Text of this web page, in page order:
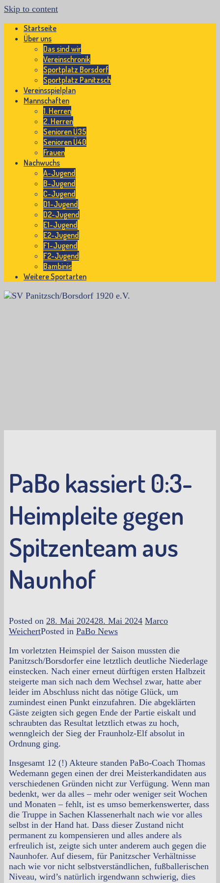
Skip to content
Startseite
Über uns
Das sind wir
Vereinschronik
Sportplatz Borsdorf
Sportplatz Panitzsch
Vereinsspielplan
Mannschaften
1. Herren
2. Herren
Senioren Ü35
Senioren Ü40
Frauen
Nachwuchs
A-Jugend
B-Jugend
C-Jugend
D1-Jugend
D2-Jugend
E1-Jugend
E2-Jugend
F1-Jugend
F2-Jugend
Bambinis
Weitere Sportarten
PaBo kassiert 0:3-
Heimpleite gegen
Spitzenteam aus
Naunhof
Posted on 28. Mai 202428. Mai 2024 Marco
WeichertPosted in PaBo News
Im vorletzten Heimspiel der Saison mussten die
Panitzsch/Borsdorfer eine letztlich deutliche Niederlage
einstecken. Nach einer erneut dürftigen ersten Halbzeit
steigerte man sich nach dem Wechsel zwar, hatte aber
leider im Abschluss nicht das nötige Glück, um
zumindest einen Punkt einzufahren. Die abgeklärten
Gäste zeigten sich gegen Ende der Partie eiskalt und
schraubten das Resultat letztlich etwas zu hoch,
wenngleich der Sieg der Fraunholz-Elf absolut in
Ordnung ging.
Insgesamt 12 (!) Akteure standen PaBo-Coach Thomas
Wedemann gegen einen der drei Meisterkandidaten aus
verschiedenen Gründen nicht zur Verfügung. Wenn man
bedenkt, wer da alles – mehr oder weniger seit Wochen
und Monaten – fehlt, ist es umso bemerkenswerter, dass
die Truppe in Sachen Klassenerhalt nach wie vor alles
selbst in der Hand hat. Dass dieser Zustand nicht
permanent zu kompensieren und alles andere als
erfreulich ist, zeigte sich unter anderem auch gegen die
Naunhofer. Auf diesem, für Panitzscher Verhältnisse
nach wie vor nicht selbstverständlichen, fußballerischen
Niveau, wird’s natürlich irgendwann schwierig, dies